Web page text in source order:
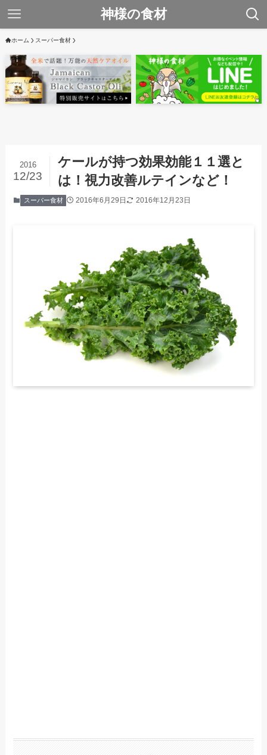
神様の食材
ホーム スーパー食材
ケールが持つ効果効能１１選と
は！視力改善ルテインなど！
2016
12/23
スーパー食材 2016年6月29日 2016年12月23日